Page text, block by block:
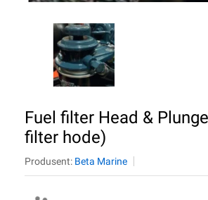
Fuel filter Head &
filter hode)
Produsent: Beta Marine